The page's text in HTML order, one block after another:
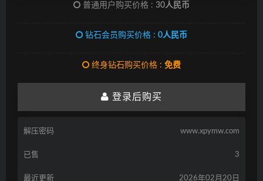
普通用户购买价格 : 30人民币
钻石会员购买价格 : 0人民币
终身钻石购买价格 : 免费
登录后购买
解压密码 www.xpymw.com
已售 3
最近更新 2026年02月20日